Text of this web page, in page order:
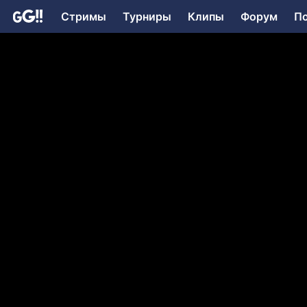
Стримы Турниры Клипы Форум